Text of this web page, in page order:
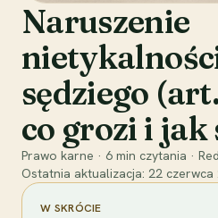
Naruszenie
sędziego
co grozi i jak
Prawo karne · 6 min czytania ·
Ostatnia aktualizacja: 22 czerwca
W SKRÓCIE